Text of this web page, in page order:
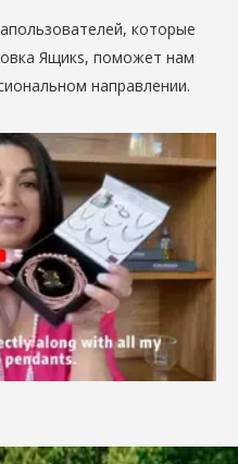
которые
Ящикs, поможет нам
направлении.